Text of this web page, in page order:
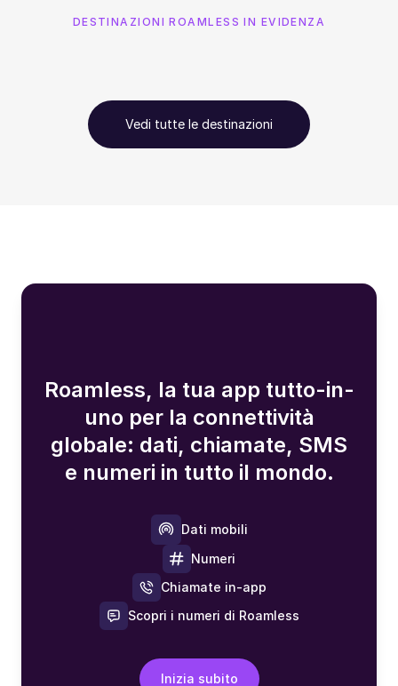
DESTINAZIONI ROAMLESS IN EVIDENZA
Vedi tutte le destinazioni
Roamless, la tua app tutto-in-
uno per la connettività
globale: dati, chiamate, SMS
e numeri in tutto il mondo.
Dati mobili
Numeri
Chiamate in-app
Scopri i numeri di Roamless
Inizia subito